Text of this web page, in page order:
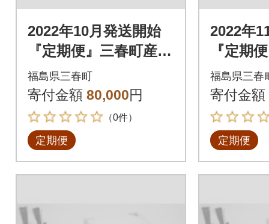
2022年10月発送開始
『定期便』三春町産コ
シヒカリ計15kg全4回
福島県三春町
寄付金額 80,000円
（0件）
定期便
2022年
『定期
シヒカ
福島県三春
寄付金額
定期便